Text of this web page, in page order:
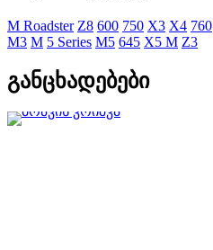
M Roadster Z8 600 750 X3 X4 760
M3 M 5 Series M5 645 X5 M Z3
განცხადებები